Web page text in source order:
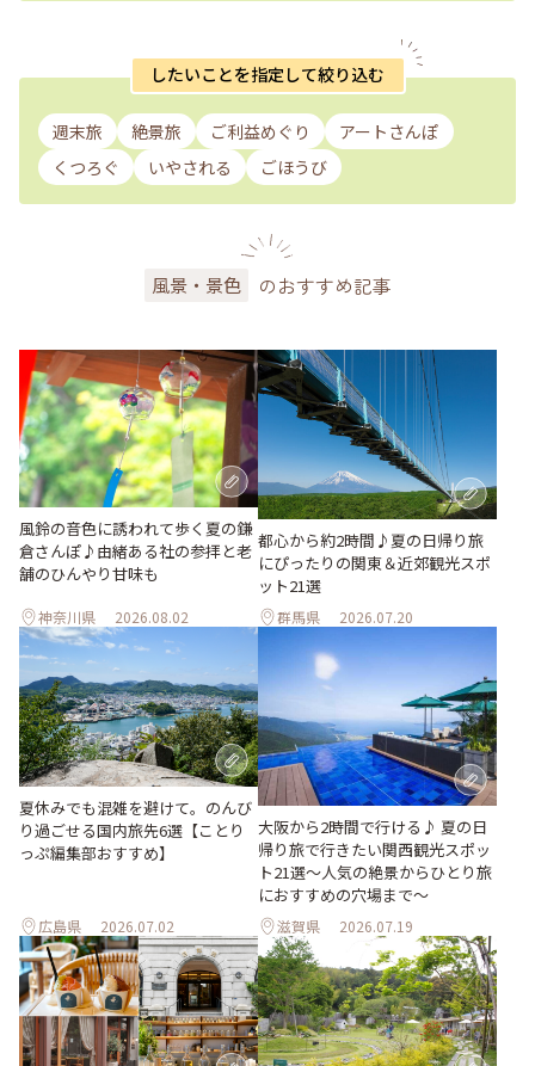
したいことを指定して絞り込む
週末旅 絶景旅 ご利益めぐり
アートさんぽ
くつろぐ
いやされる ごほうび
風景・景色 のおすすめ記事
風鈴の音色に誘われて歩く夏の鎌
倉さんぽ♪由緒ある社の参拝と老
舗のひんやり甘味も
神奈川県 2026.08.02
都心から約2時間♪夏の日帰り旅
にぴったりの関東＆近郊観光スポ
ット21選
群馬県 2026.07.20
夏休みでも混雑を避けて。のんび
り過ごせる国内旅先6選【ことり
っぷ編集部おすすめ】
広島県 2026.07.02
大阪から2時間で行ける♪ 夏の日
帰り旅で行きたい関西観光スポッ
ト21選～人気の絶景からひとり旅
におすすめの穴場まで～
滋賀県 2026.07.19